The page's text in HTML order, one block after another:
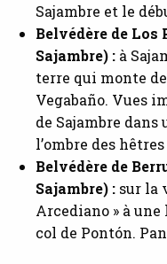
Sajambre et le
Belvédère de Los
Sajambre) : à
terre qui monte de
Vegabaño. Vues
de Sajambre
l’ombre des
Belvédère de
Sajambre) : sur la
Arcediano » à une
col de Pontón.